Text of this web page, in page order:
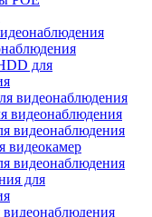
для
видеонаблюдения
видеонаблюдения
видеонаблюдения
видеокамер
видеонаблюдения
для